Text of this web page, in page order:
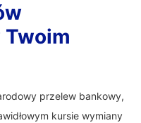
przelew bankowy,
kursie wymiany